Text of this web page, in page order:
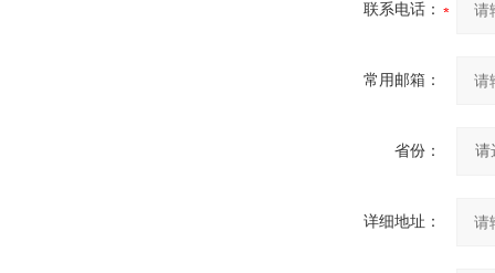
联系电话：
常用邮箱：
省份：
详细地址：